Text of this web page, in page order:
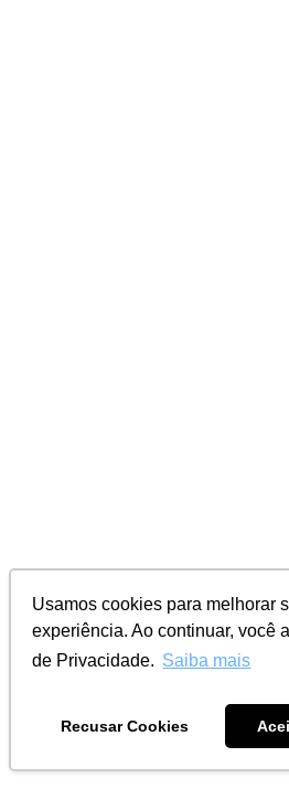
Usamos cookies para melhorar
experiência. Ao continuar, você
de Privacidade. Saiba mais
Recusar Cookies